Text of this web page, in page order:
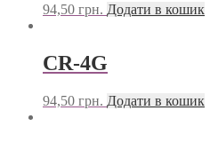
94,50 грн. Додати в кошик
CR-4G
94,50 грн. Додати в кошик